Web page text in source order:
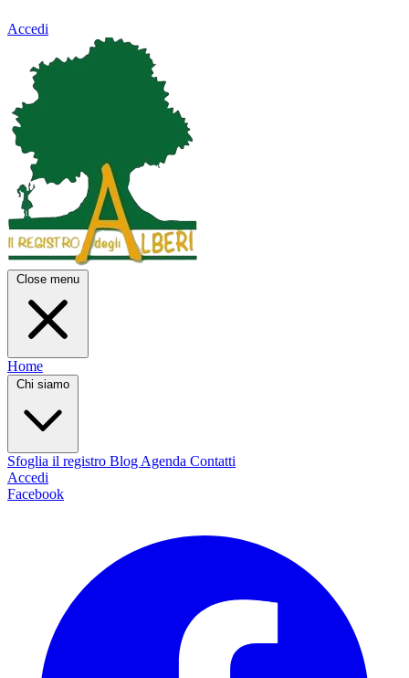
Accedi
Close menu
Home
Chi siamo
Sfoglia il registro Blog Agenda Contatti
Accedi
Facebook